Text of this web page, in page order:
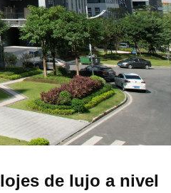
de lujo a nivel